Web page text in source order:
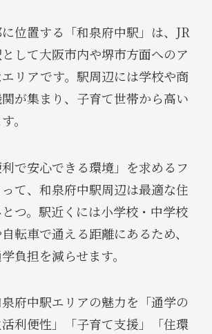
位置する「和泉府中駅」は、JR
して大阪市内や堺市方面へのア
リアです。駅周辺には学校や商
が集まり、子育て世帯から高い
。
で安心できる環境」を求めるフ
て、和泉府中駅周辺は最適な住
つ。駅近くには小学校・中学校
転車で通える距離にあるため、
負担を減らせます。
府中駅エリアの魅力を「通学の
利便性」「子育て支援」「住環